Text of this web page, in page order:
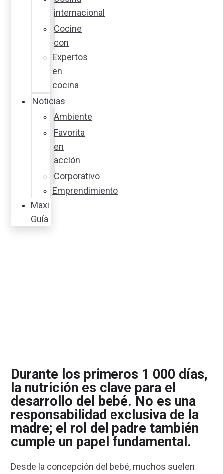
internacional
Cocine
con
Expertos
en
cocina
Noticias
Ambiente
Favorita
en
acción
Corporativo
Emprendimiento
Maxi
Guía
Durante los primeros 1 000 días,
la nutrición es clave para el
desarrollo del bebé. No es una
responsabilidad exclusiva de la
madre; el rol del padre también
cumple un papel fundamental.
Desde la concepción del bebé, muchos suelen